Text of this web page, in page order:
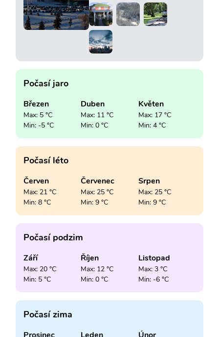
Počasí jaro
Březen
Max: 5 °C
Min: -5 °C
Duben
Max: 11 °C
Min: 0 °C
Květen
Max: 17 °C
Min: 4 °C
Počasí léto
Červen
Max: 21 °C
Min: 8 °C
Červenec
Max: 25 °C
Min: 9 °C
Srpen
Max: 25 °C
Min: 9 °C
Počasí podzim
Září
Max: 20 °C
Min: 5 °C
Říjen
Max: 12 °C
Min: 0 °C
Listopad
Max: 3 °C
Min: -6 °C
Počasí zima